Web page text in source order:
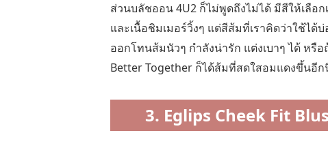
ส่วนบลัชออน 4U2 ก็ไม่พูดถึงไม่ได้ มีสีให้เลือ
และเนื้อชิมเมอร์วิ้งๆ แต่สีส้มที่เราคิดว่าใช้ได้
ออกโทนส้มนัวๆ กำลังน่ารัก แต่งเบาๆ ได้ หรื
Better Together ก็ได้ส้มที่สดใสอมแดงขึ้นอีก
3. Eglips Cheek Fit